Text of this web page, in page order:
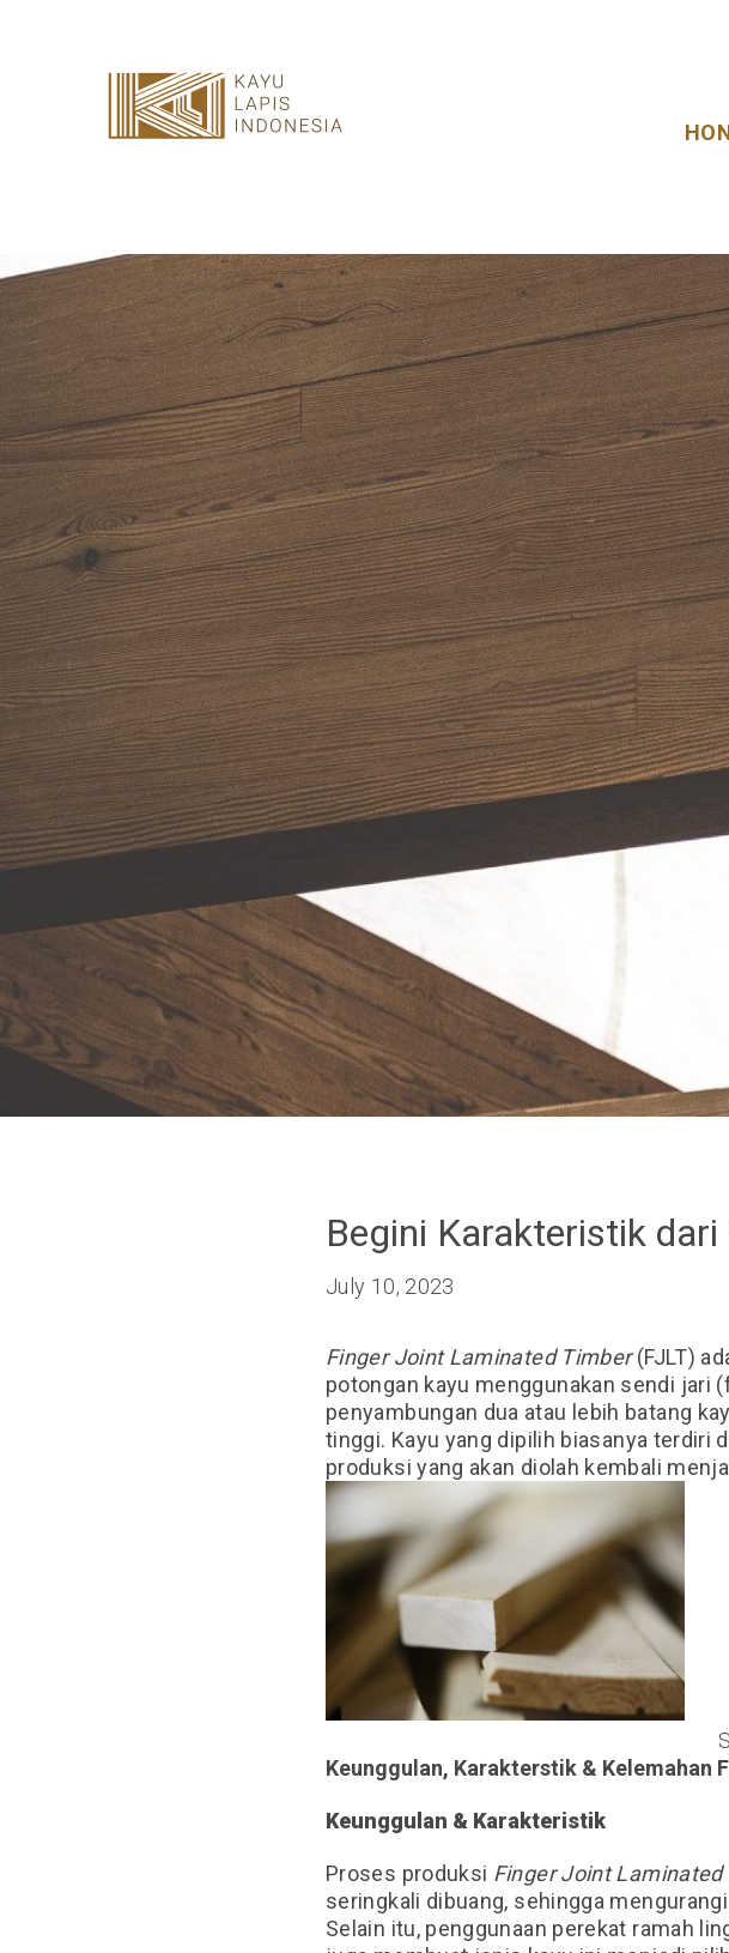
JOURNAL
PRODUCT
CONTACT
Begini Karakteristik
July 10, 2023
Finger Joint Laminated Timber(FJLT)
potongan kayu menggunakan sendi jari
penyambungan dua atau lebih batang
tinggi. Kayu yang dipilih biasanya terdiri
produksi yang akan diolah kembali
Keunggulan, Karakterstik & Kelemahan
Keunggulan & Karakteristik
Proses produksi Finger Joint Laminated
seringkali dibuang, sehingga
Selain itu, penggunaan perekat ramah